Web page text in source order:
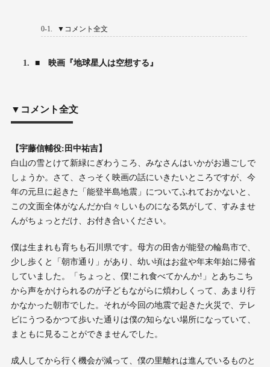
0-1. ▼コメント全文
1. ■ 映画『地球星人は空想する』
▼コメント全文
【宇藤信輔役:田中祐吉】
白山の雪とけて新緑にぎわうころ、みなさんはいかがお過ごしで
しょうか。さて、さっそく映画の話にいきたいところですが、今
年の元旦に起きた「能登半島地震」についてふれておかないと、
この文面全体がなんだか白々しいものになる気がして、すみませ
んがちょっとだけ、お付き合いください。
僕は生まれも育ちも石川県です。母方の田舎が能登の輪島市で、
少し歩くと「朝市通り」があり、幼い頃はお盆や年末年始に帰省
していました。「ちょっと、僕!これ食べてかんか!」とあちこち
から声をかけられるのが子どもながらに煩わしくって、あまり行
かなかった朝市でした。それが今回の地震で起きた火災で、テレ
ビにうつるかつて歩いた通りは僕の知らない場所になっていて、
まともに見ることができませんでした。
成人してから行く機会が減って、僕の里離れは進んでいるものと